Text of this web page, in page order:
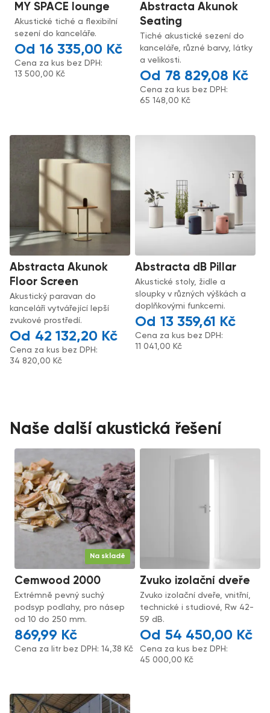
MY SPACE lounge
Akustické tiché a flexibilní
sezení do kanceláře.
16 335,00 Kč
Cena za kus bez DPH:
13 500,00 Kč
Abstracta Akunok
Seating
Tiché akustické sezení do
kanceláře, různé barvy, látky
a velikosti.
78 829,08 Kč
Cena za kus bez DPH:
65 148,00 Kč
Abstracta Akunok
Floor Screen
Akustický paravan do
kanceláří vytvářející lepší
zvukové prostředí.
42 132,20 Kč
Cena za kus bez DPH:
34 820,00 Kč
Abstracta dB Pillar
Akustické stoly, židle a
sloupky v různých výškách a
doplňkovými funkcemi.
13 359,61 Kč
Cena za kus bez DPH:
11 041,00 Kč
Naše další akustická řešení
Na skladě
Cemwood 2000
Extrémně pevný suchý
podsyp podlahy, pro násep
od 10 do 250 mm.
869,99 Kč
Cena za litr bez DPH:14,38 Kč
Zvuko izolační dveře
Zvuko izolační dveře, vnitřní,
technické i studiové, Rw 42-
59 dB.
54 450,00 Kč
Cena za kus bez DPH:
45 000,00 Kč